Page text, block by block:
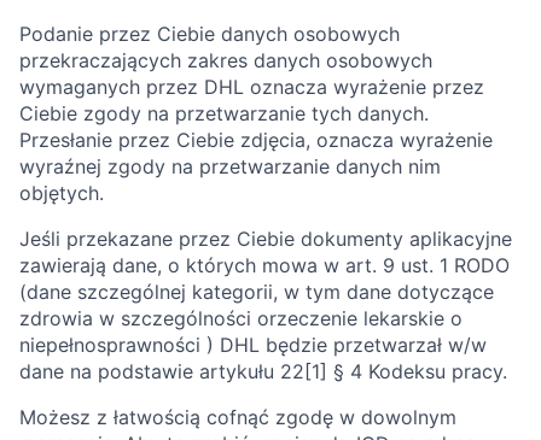
Podanie przez Ciebie danych osobowych
przekraczających zakres danych osobowych
wymaganych przez DHL oznacza wyrażenie przez
Ciebie zgody na przetwarzanie tych danych.
Przesłanie przez Ciebie zdjęcia, oznacza wyrażenie
wyraźnej zgody na przetwarzanie danych nim
objętych.
Jeśli przekazane przez Ciebie dokumenty aplikacyjne
zawierają dane, o których mowa w art. 9 ust. 1 RODO
(dane szczególnej kategorii, w tym dane dotyczące
zdrowia w szczególności orzeczenie lekarskie o
niepełnosprawności ) DHL będzie przetwarzał w/w
dane na podstawie artykułu 22[1] § 4 Kodeksu pracy.
Możesz z łatwością cofnąć zgodę w dowolnym